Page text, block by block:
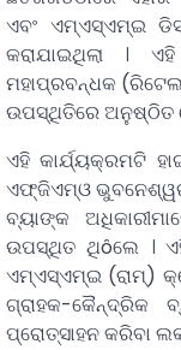
ଏବଂ ଏମ୍ଏସ୍ଏମ୍ଇ
କରାଯାଇଥିଲା ।
ମହାପ୍ରବନ୍ଧକ
ଉପସ୍ଥିତିରେ ଅନୁଷ୍ଠିତ
ଏହି କାର୍ଯ୍ୟକ୍ରମଟି
ଏଫ୍ଜିଏମ୍ଓ ଭୁବନେଶ୍ୱର
ବ୍ୟାଙ୍କ
ଉପସ୍ଥିତ ଥିôଲେ ।
ଏମ୍ଏସ୍ଏମ୍ଇ (ରାମ୍)
ଗ୍ରାହକ-କୈନ୍ଦ୍ରିକ
ପ୍ରୋତ୍ସାହନ କରିବା